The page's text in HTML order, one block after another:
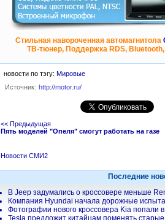
Стильная навороченная автомагнитола
ТВ-тюнер, Поддержка RDS,
новости по тэгу: Мировые
Источник: http://motor.ru/
<< Предыдущая
Пять моделей "Опеля" смогут работать на газе
Новости СМИ2
Последние
В Jeep задумались о кроссовере меньше
Компания Hyundai начала дорожные
Фотографии нового кроссовера Kia попали
Tesla предложит китайцам поменять